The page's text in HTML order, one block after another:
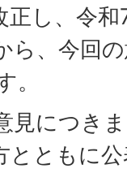
正し、令
ら、今回
。
見につき
とともに